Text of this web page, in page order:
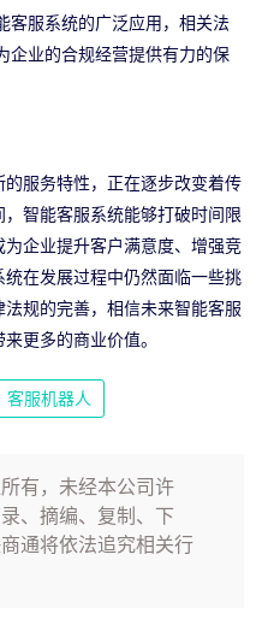
客服系统的广泛应用，相关法
企业的合规经营提供有力的保
服务特性，正在逐步改变着传
智能客服系统能够打破时间限
企业提升客户满意度、增强竞
在发展过程中仍然面临一些挑
规的完善，相信未来智能客服
更多的商业价值。
客服机器人
有，未经本公司许
、摘编、复制、下
通将依法追究相关行